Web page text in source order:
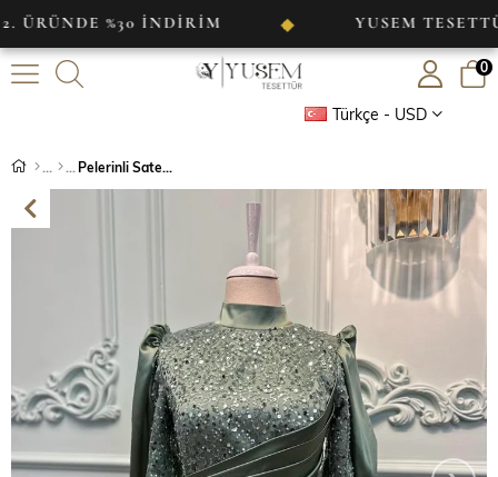
%30 İNDİRİM ◆ YUSEM TESETTÜR
Türkçe - USD
0
Pelerinli Saten Abiye